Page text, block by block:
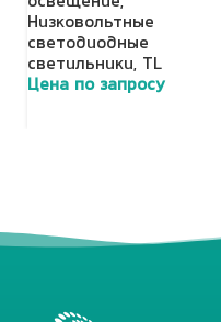
Низковольтные
светодиодные
светильники, TL
Цена по запросу